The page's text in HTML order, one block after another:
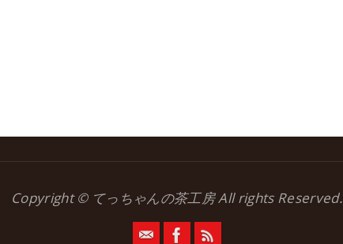
Copyright © てっちゃんの茶工房 All rights Reserved.